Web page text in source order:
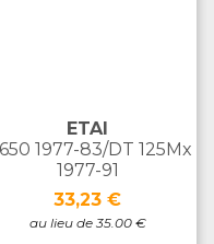
ETAI
1977-83/DT 125Mx
1977-91
Prix
33,23 €
au lieu de 35.00 €